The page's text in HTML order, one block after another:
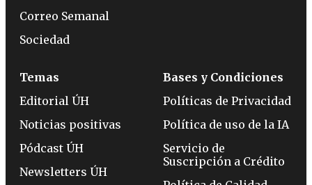
Correo Semanal
Sociedad
Temas
Editorial ÚH
Noticias positivas
Pódcast ÚH
Newsletters ÚH
Bases y Condiciones
Políticas de Privacidad
Política de uso de la IA
Servicio de
Suscripción a Crédito